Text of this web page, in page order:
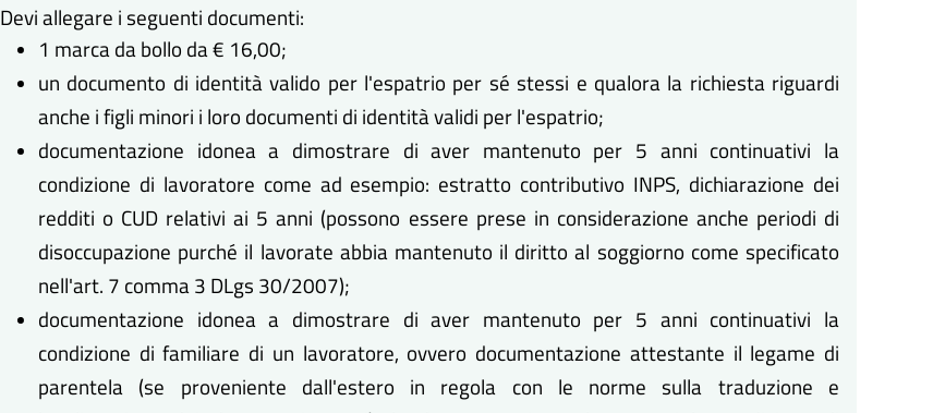
Devi allegare i seguenti documenti:
1 marca da bollo da € 16,00;
un documento di identità valido per l'espatrio per sé stessi e qualora la richiesta riguardi
anche i figli minori i loro documenti di identità validi per l'espatrio;
documentazione idonea a dimostrare di aver mantenuto per 5 anni continuativi la
condizione di lavoratore come ad esempio: estratto contributivo INPS, dichiarazione dei
redditi o CUD relativi ai 5 anni (possono essere prese in considerazione anche periodi di
disoccupazione purché il lavorate abbia mantenuto il diritto al soggiorno come specificato
nell'art. 7 comma 3 DLgs 30/2007);
documentazione idonea a dimostrare di aver mantenuto per 5 anni continuativi la
condizione di familiare di un lavoratore, ovvero documentazione attestante il legame di
parentela (se proveniente dall'estero in regola con le norme sulla traduzione e